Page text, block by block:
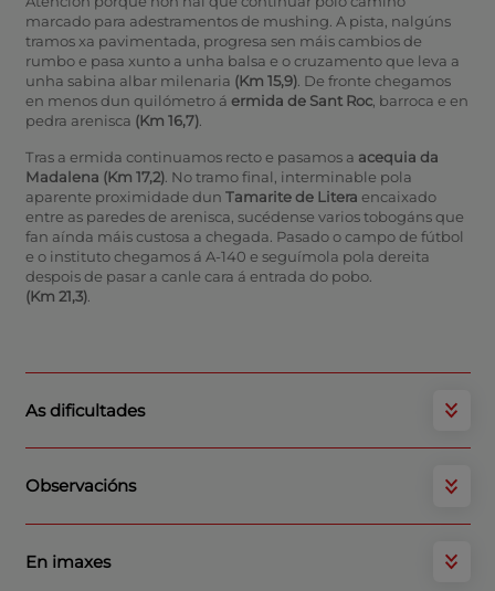
marcado para adestramentos de mushing. A pista, nalgúns
tramos xa pavimentada, progresa sen máis cambios de
rumbo e pasa xunto a unha balsa e o cruzamento que leva a
unha sabina albar milenaria (Km 15,9). De fronte chegamos
en menos dun quilómetro á ermida de Sant Roc, barroca e en
pedra arenisca (Km 16,7).
Tras a ermida continuamos recto e pasamos a acequia da
Madalena (Km 17,2). No tramo final, interminable pola
aparente proximidade dun Tamarite de Litera encaixado
entre as paredes de arenisca, sucédense varios tobogáns que
fan aínda máis custosa a chegada. Pasado o campo de fútbol
e o instituto chegamos á A-140 e seguímola pola dereita
despois de pasar a canle cara á entrada do pobo.
(Km 21,3).
As dificultades
Observacións
En imaxes